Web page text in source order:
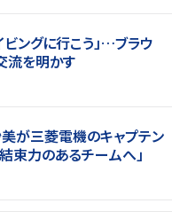
ビングに行こう」…ブラウ
流を明かす
が三菱電機のキャプテン
束力のあるチームへ」